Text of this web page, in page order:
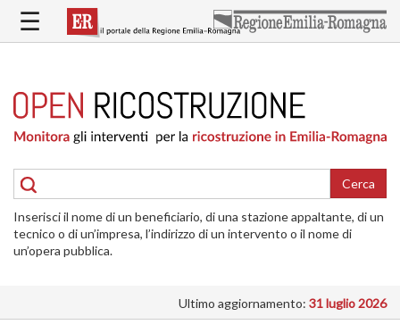
contenuto
RICOSTRUZIONE
PUBBLICA
DELLE
ABITAZIONI
RICOSTRUZIONE
ATTIVITÀ
INTERVENTI
☰
Cerca
Inserisci il nome di un beneficiario, di una stazione appaltante, di un
tecnico o di un’impresa, l’indirizzo di un intervento o il nome di
un’opera pubblica.
Ultimo aggiornamento: 31 luglio 2026